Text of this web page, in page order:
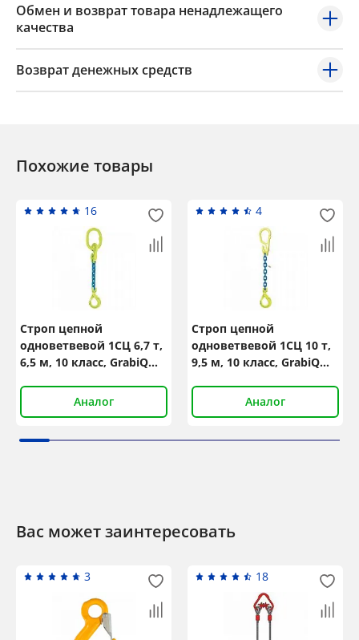
Обмен и возврат товара ненадлежащего
качества
Возврат денежных средств
Похожие товары
16
Строп цепной
одноветвевой 1СЦ 6,7 т,
6,5 м, 10 класс, GrabiQ
Аналог
4
Строп цепной
одноветвевой 1СЦ 10 т,
9,5 м, 10 класс, GrabiQ
Аналог
Вас может заинтересовать
3 18